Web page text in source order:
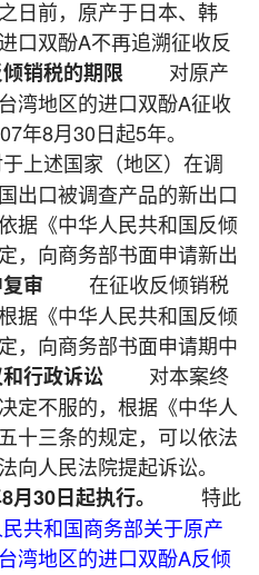
日前，原产于日本、韩
口双酚A不再追溯征收反
销税的期限 对原产
湾地区的进口双酚A征收
年8月30日起5年。
述国家（地区）在调
出口被调查产品的新出口
据《中华人民共和国反倾
，向商务部书面申请新出
审 在征收反倾销税
据《中华人民共和国反倾
，向商务部书面申请期中
行政诉讼 对本案终
定不服的，根据《中华人
十三条的规定，可以依法
向人民法院提起诉讼。
30日起执行。
特此
共和国商务部关于原产
湾地区的进口双酚A反倾